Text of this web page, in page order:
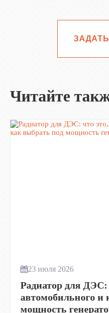
Читайте
23 июля 2026
Радиатор для ДЭС:
автомобильного и
мощность